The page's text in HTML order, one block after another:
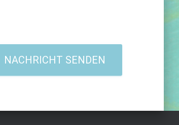
NACHRICHT SENDEN